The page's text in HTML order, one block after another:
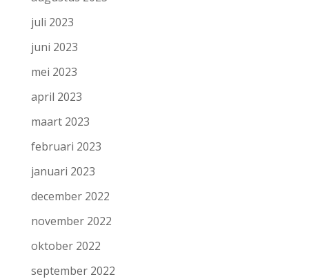
juli 2023
juni 2023
mei 2023
april 2023
maart 2023
februari 2023
januari 2023
december 2022
november 2022
oktober 2022
september 2022